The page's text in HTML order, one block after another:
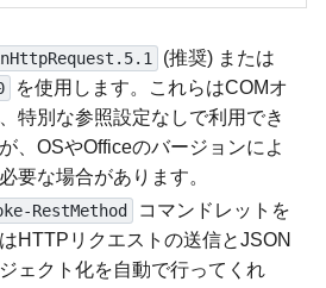
(推奨) または
を使用します。これらはCOMオ
特別な参照設定なしで利用でき
、OSやOfficeのバージョンによ
要な場合があります。
RestMethod
コマンドレットを
HTTPリクエストの送信とJSON
ェクト化を自動で行ってくれ